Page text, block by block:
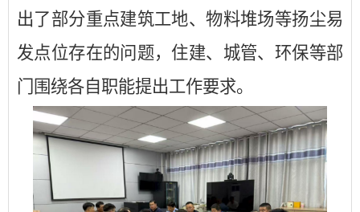
出了部分重点建筑工地、物料堆场等扬尘易
发点位存在的问题，住建、城管、环保等部
门围绕各自职能提出工作要求。